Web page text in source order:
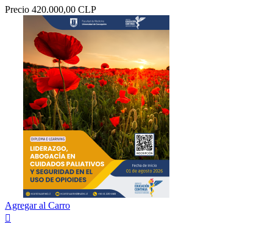
Precio 420.000,00 CLP
Agregar al Carro
